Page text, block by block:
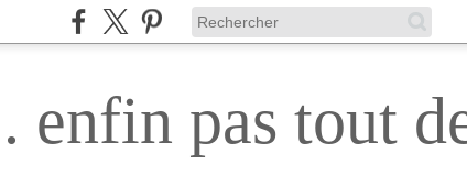
enfin pas tout